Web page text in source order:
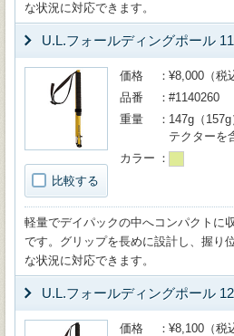
な状況に対応できます。
U.L.フォールディングポール
比較する
価格
¥8,000（税
品番
#1140260
重量
147g（
テクターを
カラー
軽量でデイパックの中へコンパクトに
です。グリップを長めに設計し、握り
な状況に対応できます。
U.L.フォールディングポール
価格
¥8,100（税